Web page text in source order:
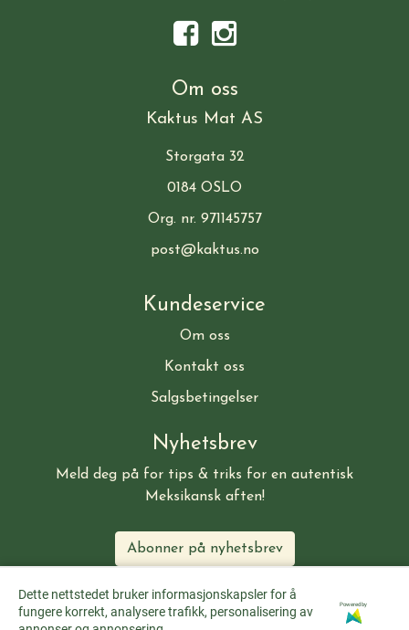
Dette nettstedet bruker informasjonskapsler for å
fungere korrekt, analysere trafikk, personalisering av
Powered by
Om oss
Kaktus Mat AS
Storgata 32
0184 OSLO
Org. nr. 971145757
post@kaktus.no
Kundeservice
Om oss
Kontakt oss
Salgsbetingelser
Nyhetsbrev
Meld deg på for tips & triks for en autentisk
Meksikansk aften!
Abonner på nyhetsbrev